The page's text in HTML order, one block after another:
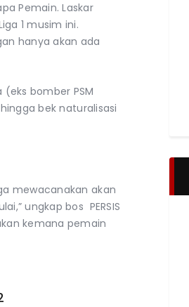
Pemain. Laskar
1 musim ini.
hanya akan ada
bomber PSM
bek naturalisasi
mewacanakan akan
ungkap bos PERSIS
kemana pemain